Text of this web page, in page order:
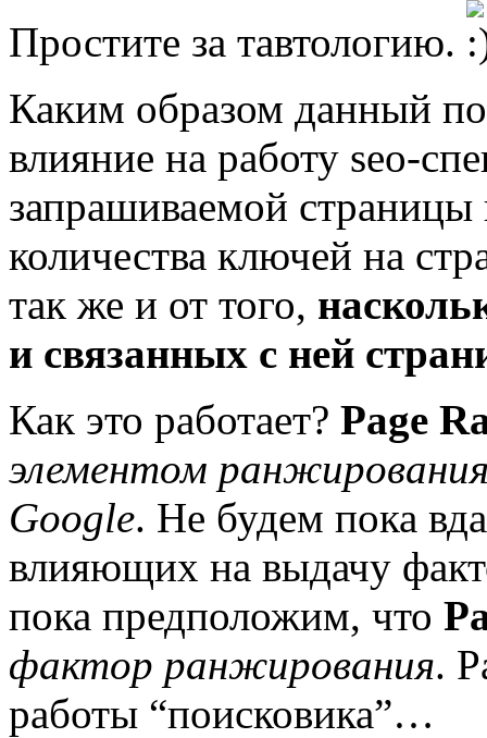
Простите за тавтологию.
Каким образом данный
влияние на работу seo-
запрашиваемой страницы
количества ключей на
так же и от того,
и связанных с ней
Как это работает? Page
элементом
Google. Не будем пока
влияющих на выдачу
пока предположим, что
фактор ранжирования.
работы “поисковика”…